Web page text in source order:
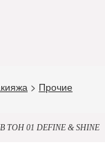
> Прочие
ТОН 01 DEFINE & SHINE